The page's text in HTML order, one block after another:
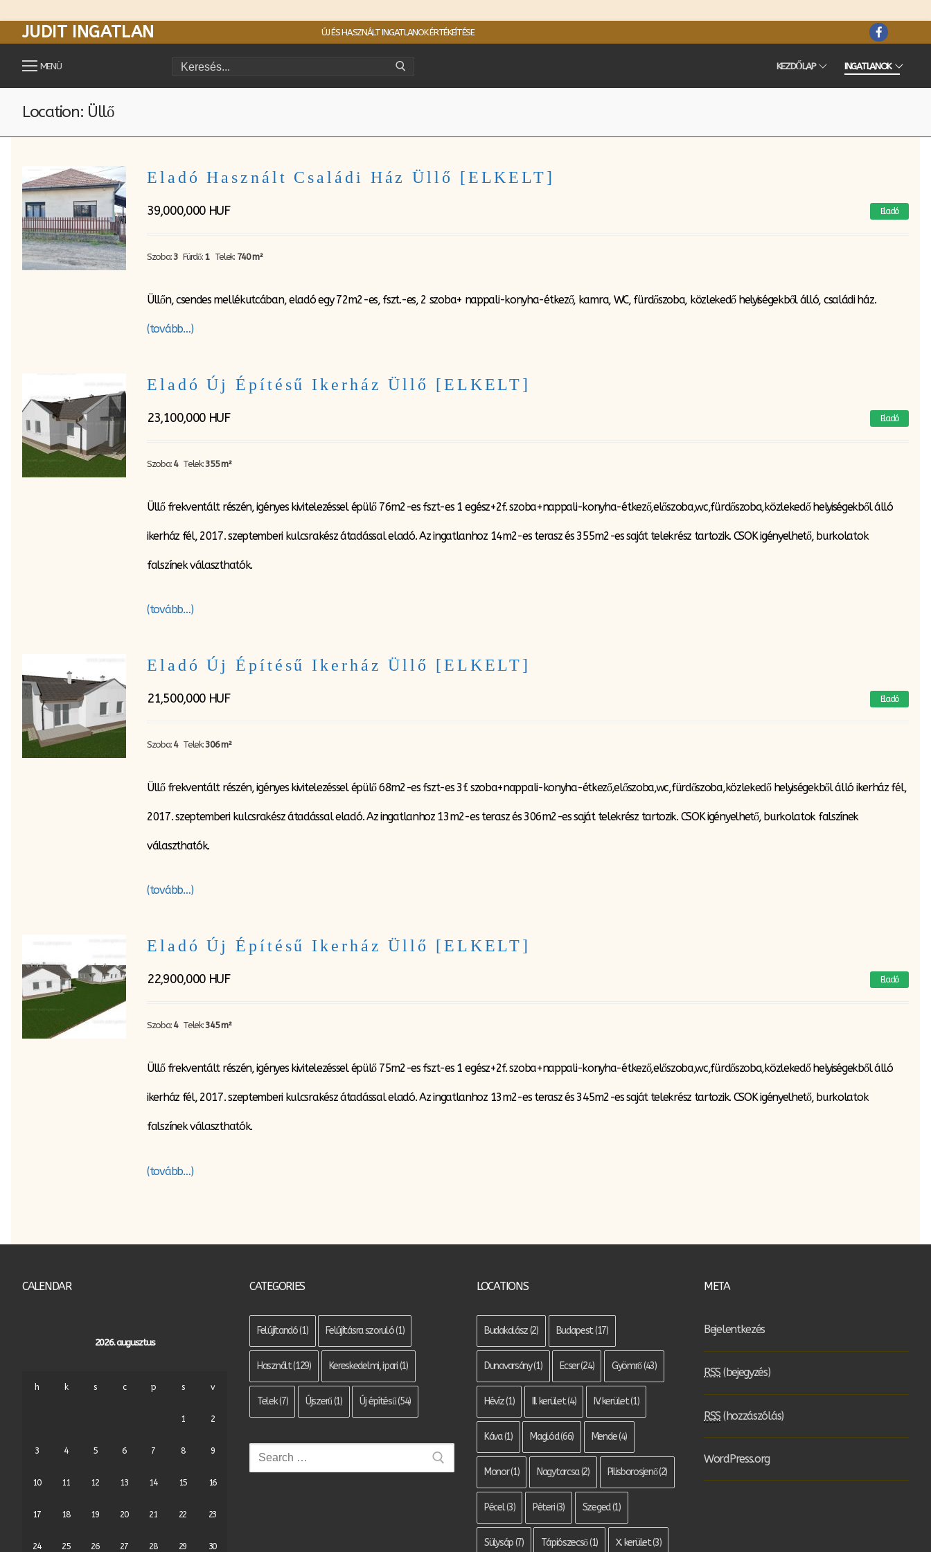
UgrásJUDIT INGATLAN ÚJ ÉS HASZNÁLT INGATLANOK ÉRTÉKEÍTÉSE
MENÜ Keresése: KEZDŐLAP INGATLANOK
Location: Üllő
Eladó Használt Családi Ház Üllő [ELKELT]
39,000,000 HUF Eladó
Szoba:3 Fürdő: 1 Telek: 740 m²
Üllőn, csendes mellékutcában, eladó egy 72m2-es, fszt.-es, 2 szoba+ nappali-konyha-étkező, kamra, WC, fürdőszoba, közlekedő helyiségekből álló, családi ház.
(tovább…)
Eladó Új Építésű Ikerház Üllő [ELKELT]
23,100,000 HUF Eladó
Szoba: 4 Telek:355 m²
Üllő frekventált részén, igényes kivitelezéssel épülő 76m2-es fszt-es 1 egész+2f. szoba+nappali-konyha-étkező,előszoba,wc,fürdőszoba,közlekedő helyiségekből álló
ikerház fél, 2017. szeptemberi kulcsrakész átadással eladó. Az ingatlanhoz 14m2-es terasz és 355m2-es saját telekrész tartozik. CSOK igényelhető, burkolatok
falszínek választhatók.
(tovább…)
Eladó Új Építésű Ikerház Üllő [ELKELT]
21,500,000 HUF Eladó
Szoba: 4 Telek:306 m²
Üllő frekventált részén, igényes kivitelezéssel épülő 68m2-es fszt-es 3f. szoba+nappali-konyha-étkező,előszoba,wc,fürdőszoba,közlekedő helyiségekből álló ikerház fél,
2017. szeptemberi kulcsrakész átadással eladó. Az ingatlanhoz 13m2-es terasz és 306m2-es saját telekrész tartozik. CSOK igényelhető, burkolatok falszínek
választhatók.
(tovább…)
Eladó Új Építésű Ikerház Üllő [ELKELT]
22,900,000 HUF Eladó
Szoba: 4 Telek:345 m²
Üllő frekventált részén, igényes kivitelezéssel épülő 75m2-es fszt-es 1 egész+2f. szoba+nappali-konyha-étkező,előszoba,wc,fürdőszoba,közlekedő helyiségekből álló
ikerház fél, 2017. szeptemberi kulcsrakész átadással eladó. Az ingatlanhoz 13m2-es terasz és 345m2-es saját telekrész tartozik. CSOK igényelhető, burkolatok
falszínek választhatók.
(tovább…)
CALENDAR
2026. augusztus
h k s c p s v
1 2
3 4 5 6 7 8 9
10 11 12 13 14 15 16
17 18 19 20 21 22 23
24 25 26 27 28 29 30
CATEGORIES
Felújítandó(1) Felújításra szoruló(1)
Használt(129) Kereskedelmi, ipari(1)
Telek(7) Újszerű(1) Új építésű(54)
Keresése:
LOCATIONS
Budakalász(2) Budapest(17)
Dunavarsány(1) Ecser(24) Gyömrő(43)
Hévíz(1) III. kerület(4) IV. kerület(1)
Káva(1) Maglód(66) Mende(4)
Monor(1) Nagytarcsa(2) Pilisborosjenő(2)
Pécel(3) Péteri(3) Szeged(1)
Sülysáp(7) Tápiószecső(1) X. kerület(3)
META
Bejelentkezés
RSS (bejegyzés)
RSS (hozzászólás)
WordPress.org